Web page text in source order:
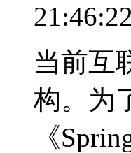
21:46:22
当前互
构。为
《